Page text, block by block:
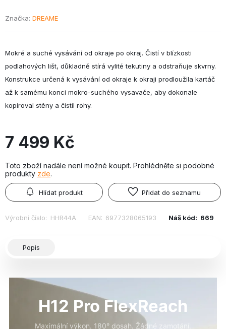
Značka DREAME
Mokré a suché vysávání od okraje po okraj. Čistí v blízkosti
podlahových lišt, důkladně stírá vylité tekutiny a odstraňuje skvrny.
Konstrukce určená k vysávání od okraje k okraji prodloužila kartáč
až k samému konci mokro-suchého vysavače, aby dokonale
kopíroval stěny a čistil rohy.
7 499 Kč
Toto zboží nadále není možné koupit. Prohlédněte si podobné
produkty zde.
Hlídat produkt Přidat do seznamu
Výrobní číslo: HHR44A EAN: 6977328065193 Náš kód: 669
Popis